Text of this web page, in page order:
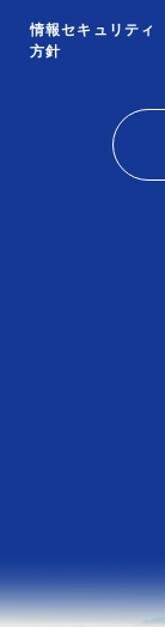
情報セキュリティ
方針